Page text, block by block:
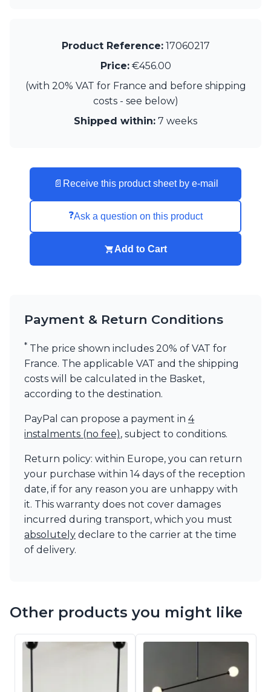
Product Reference: 17060217
Price:€456.00
(with 20% VAT for France and before shipping
costs - see below)
Shipped within: 7 weeks
📄 Receive this product sheet by e-mail
❓Ask a question on this product
Add to Cart
Payment & Return Conditions
* The price shown includes 20% of VAT for
France. The applicable VAT and the shipping
costs will be calculated in the Basket,
according to the destination.
PayPal can propose a payment in 4
instalments (no fee), subject to conditions.
Return policy: within Europe, you can return
your purchase within 14 days of the reception
date, if for any reason you are unhappy with
it. This warranty does not cover damages
incurred during transport, which you must
absolutely declare to the carrier at the time
of delivery.
Other products you might like